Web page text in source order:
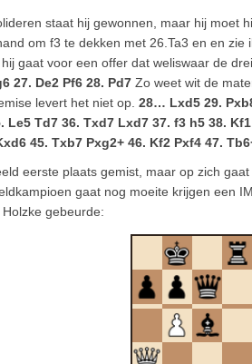
staat hij gewonnen, maar hij
om f3 te dekken met 26.Ta3 en en
gaat voor een offer dat weliswaar de
27. De2 Pf6 28. Pd7 Zo weet wit de
levert het niet op. 28… Lxd5 29.
Le5 Td7 36. Txd7 Lxd7 37. f3 h5 38.
45. Txb7 Pxg2+ 46. Kf2 Pxf4 47.
eerste plaats gemist, maar op zich
gaat nog moeite krijgen een
gebeurde: